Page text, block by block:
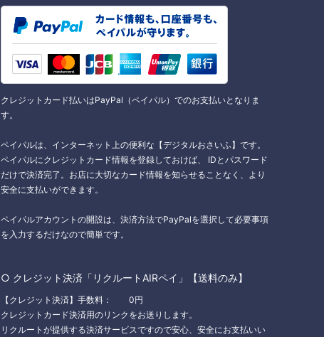
クレジットカード払いはPayPal（ペイパル）でのお支払いとなりま
す。
ペイパルは、インターネット上の便利な【デジタルおさいふ】です。
ペイパルにクレジットカード情報を登録しておけば、 IDとパスワード
だけで決済完了。お店に大切なカード情報を知らせることなく、より
安全に支払いができます。
ペイパルアカウントの開設は、決済方法でPayPalを選択して必要事項
を入力するだけなので簡単です。
○ クレジット決済「リクルートAIRペイ」【送料のみ】
【クレジット決済】手数料： 0円
クレジットカード決済用のリンクをお送りします。
リクルートが提供する決済サービスですので安心、安全にお支払いい